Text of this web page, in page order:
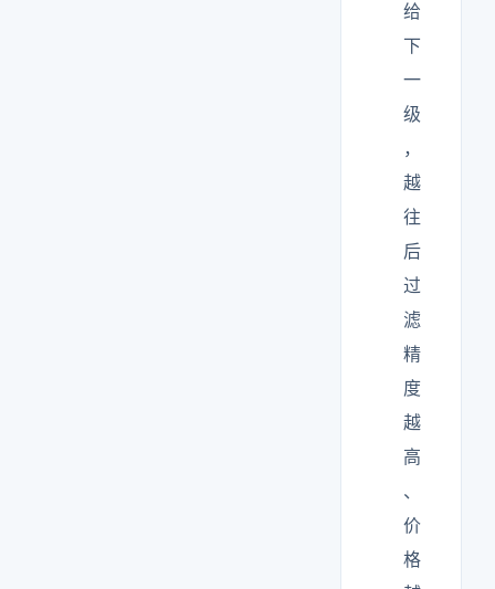
给
下
一
级
，
越
往
后
过
滤
精
度
越
高
、
价
格